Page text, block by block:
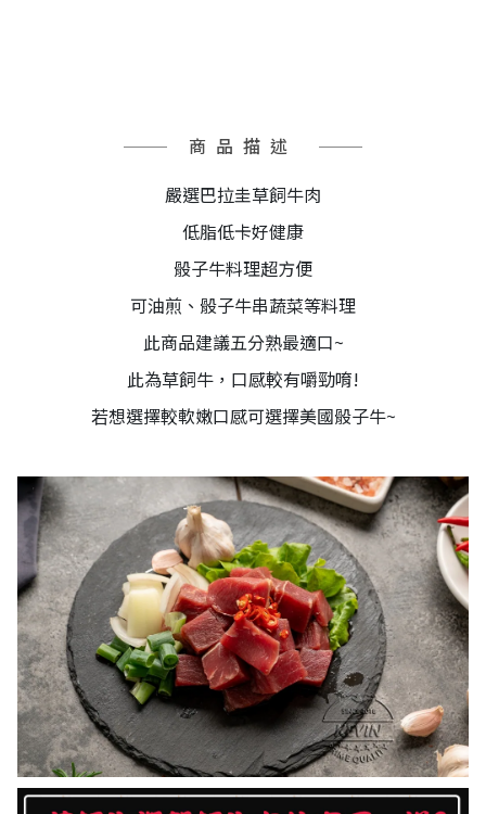
商品描述
嚴選巴拉圭草飼牛肉
低脂低卡好健康
骰子牛料理超方便
可油煎、骰子牛串蔬菜等料理
此商品建議五分熟最適口~
此為草飼牛，口感較有嚼勁唷!
若想選擇較軟嫩口感可選擇美國骰子牛~